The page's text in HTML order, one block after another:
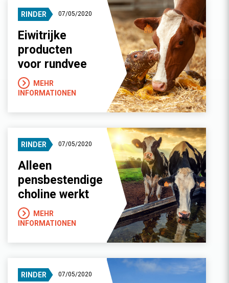
RINDER 07/05/2020
Eiwitrijke
producten
voor rundvee
MEHR
INFORMATIONEN
RINDER 07/05/2020
Alleen
pensbestendige
choline werkt
MEHR
INFORMATIONEN
RINDER 07/05/2020